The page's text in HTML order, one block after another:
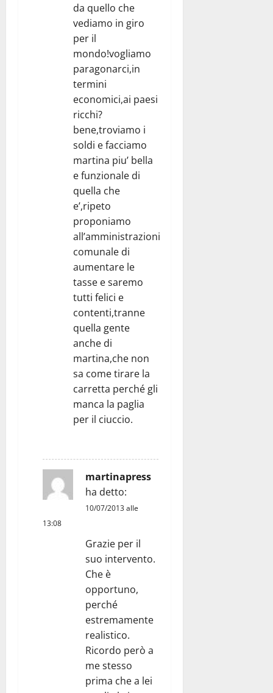
da quello che
vediamo in giro
per il
mondo!vogliamo
paragonarci,in
termini
economici,ai paesi
ricchi?
bene,troviamo i
soldi e facciamo
martina piu’ bella
e funzionale di
quella che
e’,ripeto
proponiamo
all’amministrazioni
comunale di
aumentare le
tasse e saremo
tutti felici e
contenti,tranne
quella gente
anche di
martina,che non
sa come tirare la
carretta perché gli
manca la paglia
per il ciuccio.
martinapress
ha detto:
10/07/2013 alle
13:08
Grazie per il
suo intervento.
Che è
opportuno,
perché
estremamente
realistico.
Ricordo però a
me stesso
prima che a lei